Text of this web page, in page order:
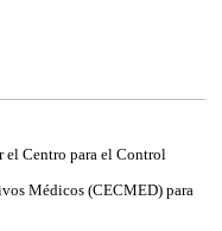
el Centro para el Control
Médicos (CECMED) para